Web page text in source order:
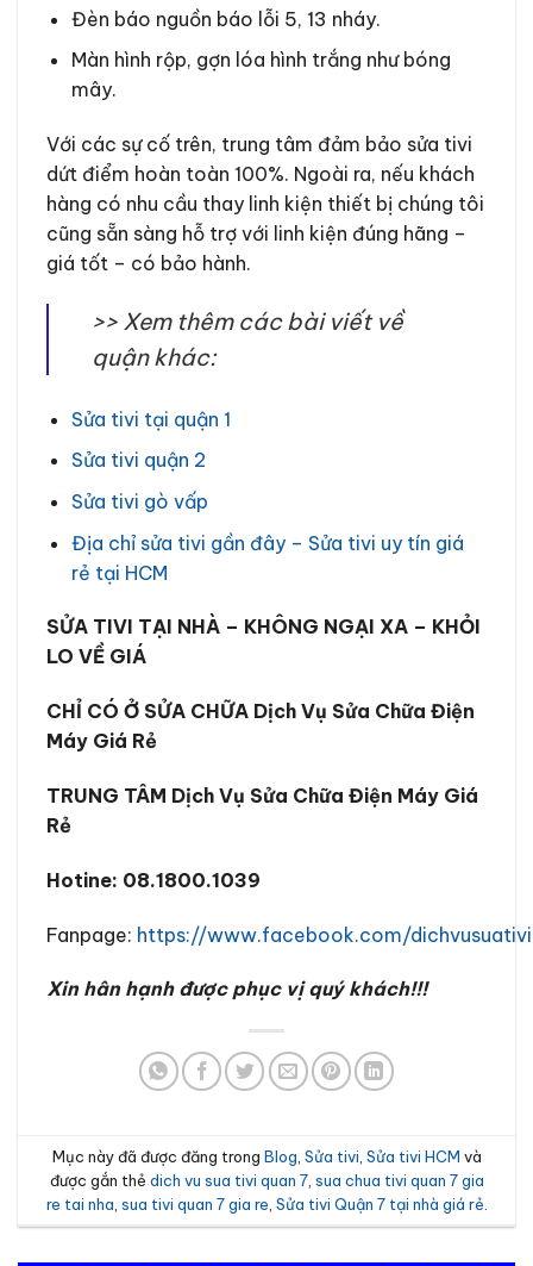
Đèn báo nguồn báo lỗi 5, 13 nháy.
Màn hình rộp, gợn lóa hình trắng như bóng
mây.
Với các sự cố trên, trung tâm đảm bảo sửa tivi
dứt điểm hoàn toàn 100%. Ngoài ra, nếu khách
hàng có nhu cầu thay linh kiện thiết bị chúng tôi
cũng sẵn sàng hỗ trợ với linh kiện đúng hãng –
giá tốt – có bảo hành.
>> Xem thêm các bài viết về
quận khác:
Sửa tivi tại quận 1
Sửa tivi quận 2
Sửa tivi gò vấp
Địa chỉ sửa tivi gần đây – Sửa tivi uy tín giá
rẻ tại HCM
SỬA TIVI TẠI NHÀ – KHÔNG NGẠI XA – KHỎI
LO VỀ GIÁ
CHỈ CÓ Ở SỬA CHỮA Dịch Vụ Sửa Chữa Điện
Máy Giá Rẻ
TRUNG TÂM Dịch Vụ Sửa Chữa Điện Máy Giá
Rẻ
Hotine: 08.1800.1039
Fanpage: https://www.facebook.com/
Xin hân hạnh được phục vị quý khách!!!
Mục này đã được đăng trong Blog Sửa tivi Sửa tivi HCM và
được gắn thẻ dich vu sua tivi quan 7, sua chua tivi quan 7 gia
re tai nha sua tivi quan 7 gia re Sửa tivi Quận 7 tại nhà giá rẻ